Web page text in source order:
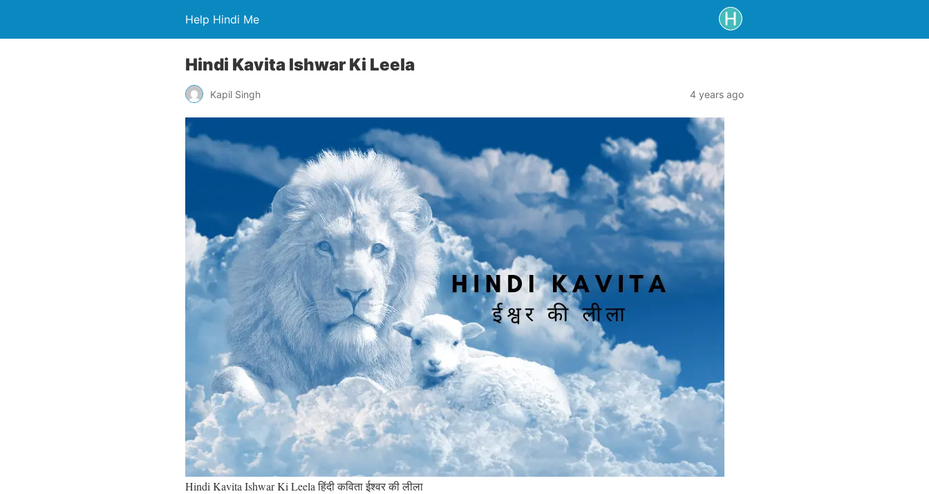
Help Hindi Me
Hindi Kavita Ishwar Ki Leela
Kapil Singh 4 years ago
Hindi Kavita Ishwar Ki Leela हिंदी कविता ईश्वर की लीला